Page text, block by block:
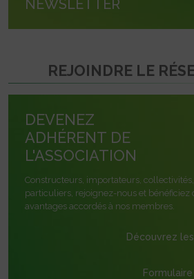
NEWSLETTER
REJOINDRE LE
DEVENEZ
ADHÉRENT DE
L'ASSOCIATION
Constructeurs, importateurs,
particuliers, rejoignez-nous et bénéficiez
avantages accordés à nos membres.
Découvrez
Formulaire